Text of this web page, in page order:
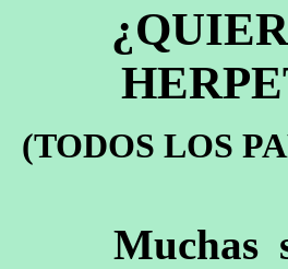
(TODOS LOS
Muchas